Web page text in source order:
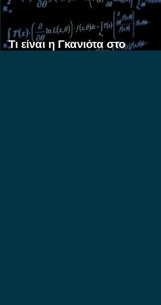
Τι είναι η Γκανιότα στο